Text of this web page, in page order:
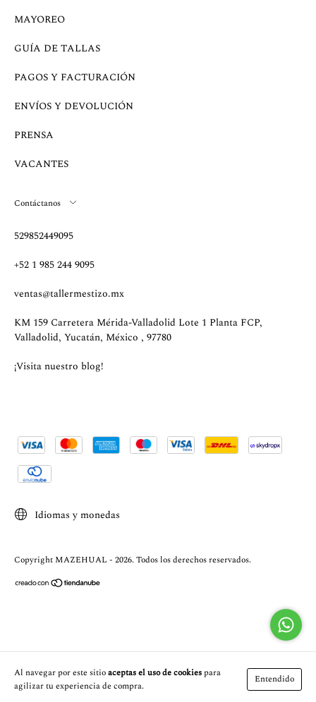
Al navegar por este sitioaceptas el uso de cookiespara
agilizar tu experiencia de compra.
Entendido
MAYOREO
GUÍA DE TALLAS
PAGOS Y FACTURACIÓN
ENVÍOS Y DEVOLUCIÓN
PRENSA
VACANTES
Contáctanos
529852449095
+52 1 985 244 9095
ventas@tallermestizo.mx
KM 159 Carretera Mérida-Valladolid Lote 1 Planta FCP,
Valladolid, Yucatán, México , 97780
¡Visita nuestro blog!
Idiomas y monedas
Copyright MAZEHUAL - 2026. Todos los derechos reservados.